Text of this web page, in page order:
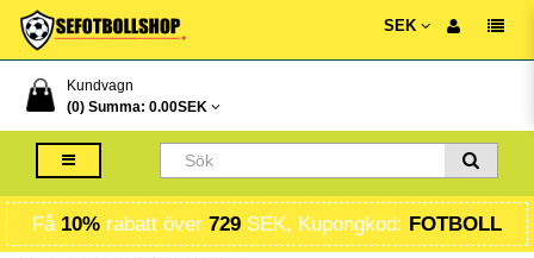
SEK
Kundvagn
(0) Summa: 0.00SEK
Få 10% rabatt över 729 SEK, Kupongkod: FOTBOLL